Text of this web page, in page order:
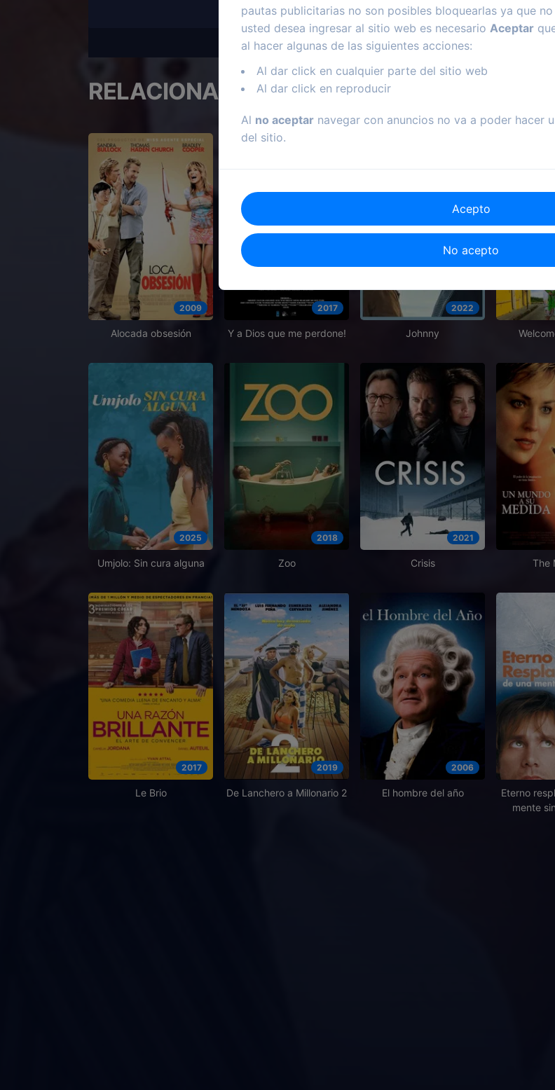
RELACIONADOS
2009
Alocada obsesión
2017
Y a Dios que me perdone!
2022
Johnny
2025
Umjolo: Sin cura alguna
2018
Zoo
2021
Crisis The
2017
Le Brio
2019
De Lanchero a Millonario 2
2006
El hombre del año
Eterno
mente
pautas publicitarias no son posibles bloquearlas ya que
usted desea ingresar al sitio web es necesario Aceptar
al hacer algunas de las siguientes acciones:
Al dar click en cualquier parte del sitio web
Al dar click en reproducir
Al no aceptar navegar con anuncios no va a poder hacer
del sitio.
Acepto
No acepto